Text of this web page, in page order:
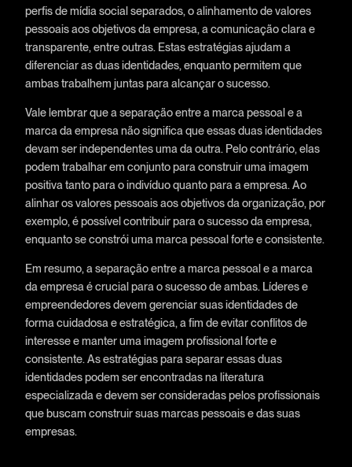
perfis de mídia social separados, o alinhamento de valores
pessoais aos objetivos da empresa, a comunicação clara e
transparente, entre outras. Estas estratégias ajudam a
diferenciar as duas identidades, enquanto permitem que
ambas trabalhem juntas para alcançar o sucesso.
Vale lembrar que a separação entre a marca pessoal e a
marca da empresa não significa que essas duas identidades
devam ser independentes uma da outra. Pelo contrário, elas
podem trabalhar em conjunto para construir uma imagem
positiva tanto para o indivíduo quanto para a empresa. Ao
alinhar os valores pessoais aos objetivos da organização, por
exemplo, é possível contribuir para o sucesso da empresa,
enquanto se constrói uma marca pessoal forte e consistente.
Em resumo, a separação entre a marca pessoal e a marca
da empresa é crucial para o sucesso de ambas. Líderes e
empreendedores devem gerenciar suas identidades de
forma cuidadosa e estratégica, a fim de evitar conflitos de
interesse e manter uma imagem profissional forte e
consistente. As estratégias para separar essas duas
identidades podem ser encontradas na literatura
especializada e devem ser consideradas pelos profissionais
que buscam construir suas marcas pessoais e das suas
empresas.